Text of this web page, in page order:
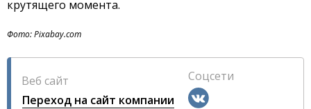
крутящего момента.
Фото: Pixabay.com
Веб сайт
Переход на сайт компании
Соцсети